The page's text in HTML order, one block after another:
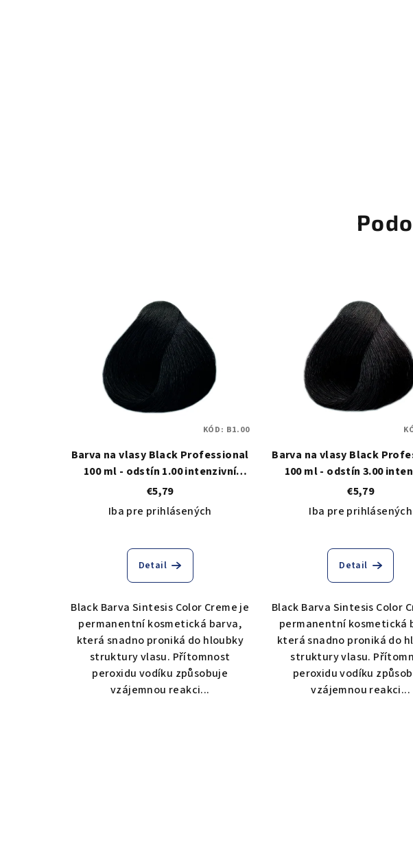
Barva na vlasy Black Professional
100 ml - odstín 1.00 intenzivní
černá
€5,79
Iba pre prihlásených
Detail
Black Barva Sintesis Color Creme je
permanentní kosmetická barva,
která snadno proniká do hloubky
struktury vlasu. Přítomnost
peroxidu vodíku způsobuje
vzájemnou reakci...
KÓD: B1.00
Barva na vlasy Black
100 ml - odstín 3.00
tmavě hnědá
€5,79
Iba pre prihlásených
Detail
Black Barva Sintesis Color
permanentní kosmetická
která snadno proniká do
struktury vlasu.
peroxidu vodíku
vzájemnou reakci...